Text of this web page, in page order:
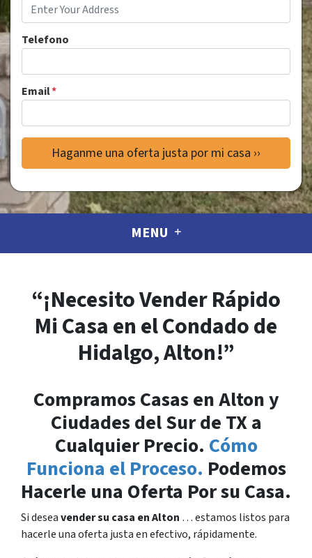
Telefono
Email*
MENU
“¡Necesito Vender Rápido
Mi Casa en el Condado de
Hidalgo, Alton!”
Compramos Casas en Alton y
Ciudades del Sur de TX a
Cualquier Precio. Cómo
Funciona el Proceso. Podemos
Hacerle una Oferta Por su Casa.
Si deseavender su casa en Alton … estamos listos para
hacerle una oferta justa en efectivo, rápidamente.